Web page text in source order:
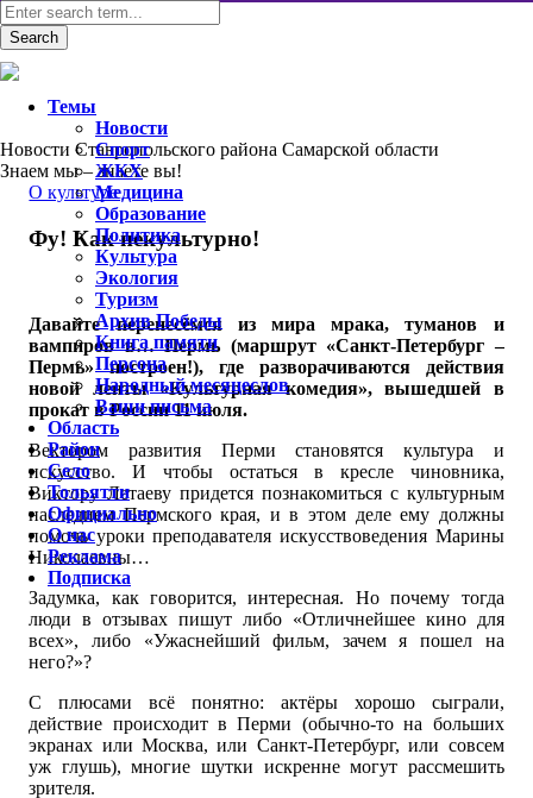
Новости Ставропольского района Самарской области
Знаем мы – знаете вы!
О культуре
Фу! Как некультурно!
Давайте перенесёмся из мира мрака, туманов и
вампиров в… Пермь (маршрут «Санкт-Петербург –
Пермь» построен!), где разворачиваются действия
новой ленты «Культурная комедия», вышедшей в
прокат в России 11 июля.
Вектором развития Перми становятся культура и
искусство. И чтобы остаться в кресле чиновника,
Виктору Летаеву придется познакомиться с культурным
наследием Пермского края, и в этом деле ему должны
помочь уроки преподавателя искусствоведения Марины
Николаевны…
Задумка, как говорится, интересная. Но почему тогда
люди в отзывах пишут либо «Отличнейшее кино для
всех», либо «Ужаснейший фильм, зачем я пошел на
него?»?
С плюсами всё понятно: актёры хорошо сыграли,
действие происходит в Перми (обычно-то на больших
экранах или Москва, или Санкт-Петербург, или совсем
уж глушь), многие шутки искренне могут рассмешить
зрителя.
Темы
Новости
Спорт
ЖКХ
Медицина
Образование
Политика
Культура
Экология
Туризм
Архив Победы
Книга памяти
Персона
Народный месяцеслов
Ваши письма
Область
Район
Село
Тольятти
Официально
О нас
Реклама
Подписка